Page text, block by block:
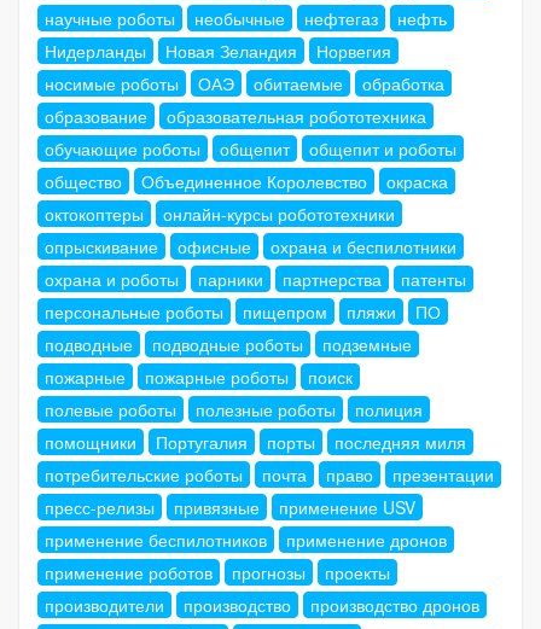
научные роботы
необычные нефтегаз
нефть
Нидерланды
Новая Зеландия
Норвегия
носимые роботы
ОАЭ обитаемые
обработка
образование
образовательная робототехника
обучающие роботы
общепит
общепит и роботы
общество
Объединенное Королевство
окраска
октокоптеры
онлайн-курсы робототехники
опрыскивание
офисные
охрана и беспилотники
охрана и роботы
парники партнерства
патенты
персональные роботы
пищепром пляжи
ПО
подводные
подводные роботы
подземные
пожарные
пожарные роботы
поиск
полевые роботы
полезные роботы
полиция
помощники
Португалия порты
последняя миля
потребительские роботы
почта право
презентации
пресс-релизы
привязные
применение USV
применение беспилотников
применение дронов
применение роботов
прогнозы
проекты
производители
производство
производство дронов